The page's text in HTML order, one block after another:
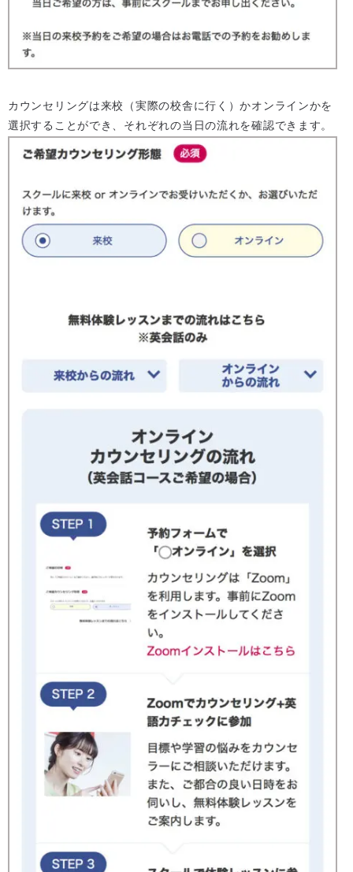
カウンセリングは来校（実際の校舎に行く）かオンラインかを
選択することができ、それぞれの当日の流れを確認できます。